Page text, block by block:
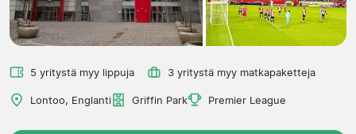
5 yritystä myy lippuja 3 yritystä myy matkapaketteja
Lontoo, Englanti Griffin Park Premier League